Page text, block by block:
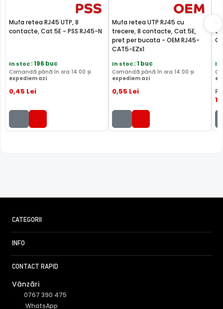
Mufa retea RJ45 UTP, 8
contacte, Cat.5E - PSS RJ45-N
In stoc: 196 buc
Comandă până în ora 14:00 și
expediem azi
0,45 Lei
Mufa retea UTP RJ45 cu
trecere, 8 contacte, Cat.5E,
pret per bucata - OEM RJ45-
CAT5-EZx1
In stoc: 1 buc
Comandă până în ora 14:00 și
expediem azi
0,55 Lei
In
13
CATEGORII
INFO
CONTACT RAPID
Vânzări
0767 390 475
WhatsApp